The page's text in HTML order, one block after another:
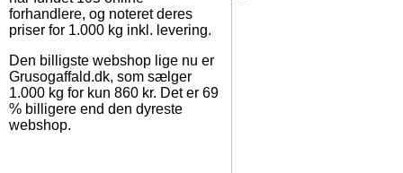
forhandlere, og noteret deres
priser for 1.000 kg inkl. levering.
Den billigste webshop lige nu er
Grusogaffald.dk, som sælger
1.000 kg for kun 860 kr. Det er 69
% billigere end den dyreste
webshop.